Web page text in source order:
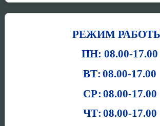
РЕЖИМ
ПН: 08.00-17.00
ВТ: 08.00-17.00
СР: 08.00-17.00
ЧТ: 08.00-17.00